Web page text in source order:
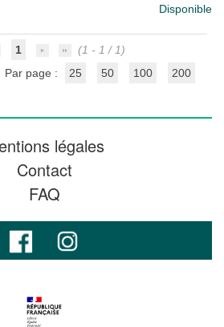
Disponible
1
(1 - 1 / 1)
Par page :
25 50 100 200
légales
Contact
FAQ